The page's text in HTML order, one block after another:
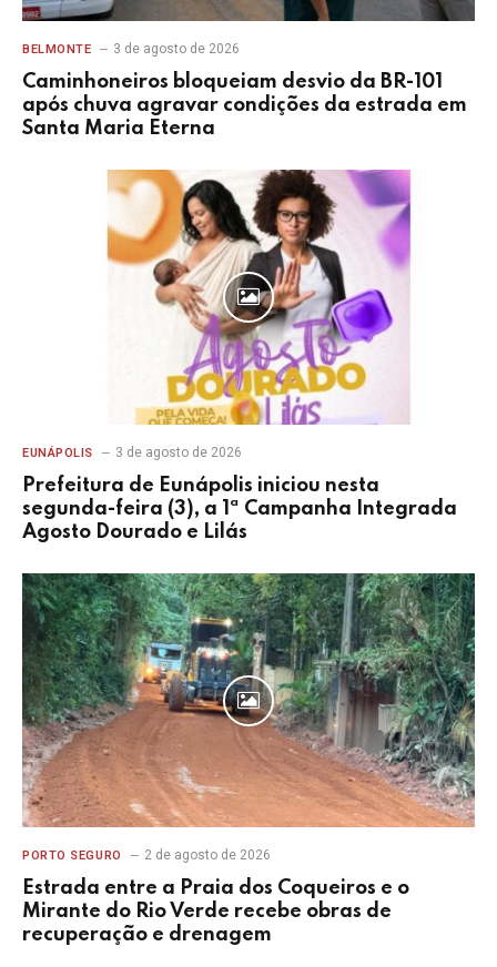
BELMONTE 3 de agosto de 2026
Caminhoneiros bloqueiam desvio da BR-101
após chuva agravar condições da estrada em
Santa Maria Eterna
EUNÁPOLIS 3 de agosto de 2026
Prefeitura de Eunápolis iniciou nesta
segunda-feira (3), a 1ª Campanha Integrada
Agosto Dourado e Lilás
PORTO SEGURO 2 de agosto de 2026
Estrada entre a Praia dos Coqueiros e o
Mirante do Rio Verde recebe obras de
recuperação e drenagem